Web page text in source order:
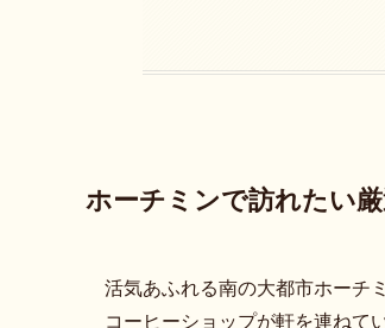
ホーチミンで訪れたい
活気あふれる南の大都市ホーチ
コーヒーショップが軒を連ねて